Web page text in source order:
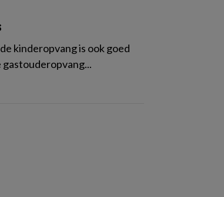
kinderopvang is ook goed
gastouderopvang...